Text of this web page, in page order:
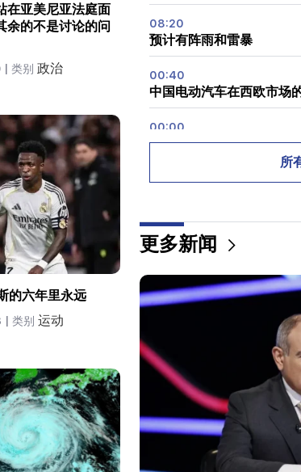
在亚美尼亚法庭面
余的不是讨论的问
类别政治
的六年里永远
类别运动
08:20
预计有阵雨和雷暴
00:40
中国电动汽车在西欧市场
00:00
伊朗最高领导人任命伊朗
尼接替已故者阿里·拉里贾
年孩子受伤
伊朗最高精神领袖和国家
阿拉格奇。伊朗目前没有
间人收到消息
20:34
北约正处于其历史上最严
外交部
台风“海豚”袭击中国
所
更多新闻